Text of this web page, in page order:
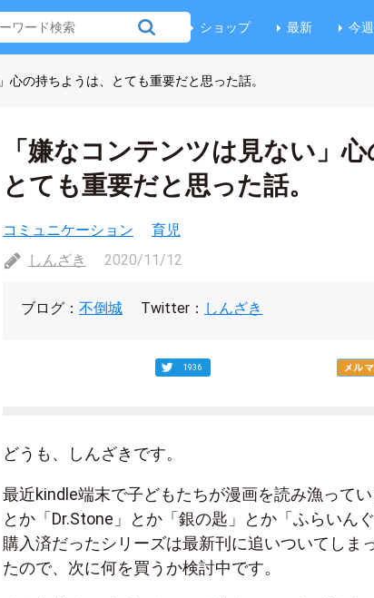
ショップ 最新 今
心の持ちようは、とても重要だと思った話。
「嫌なコンテンツは見ない」心
とても重要だと思った話。
コミュニケーション
育児
しんざき
2020/11/12
ブログ： 不倒城 Twitter： しんざき
1936
どうも、しんざきです。
最近kindle端末で子どもたちが漫画を読み漁って
とか「Dr.Stone」とか「銀の匙」とか「ふらいん
購入済だったシリーズは最新刊に追いついてしま
たので、次に何を買うか検討中です。